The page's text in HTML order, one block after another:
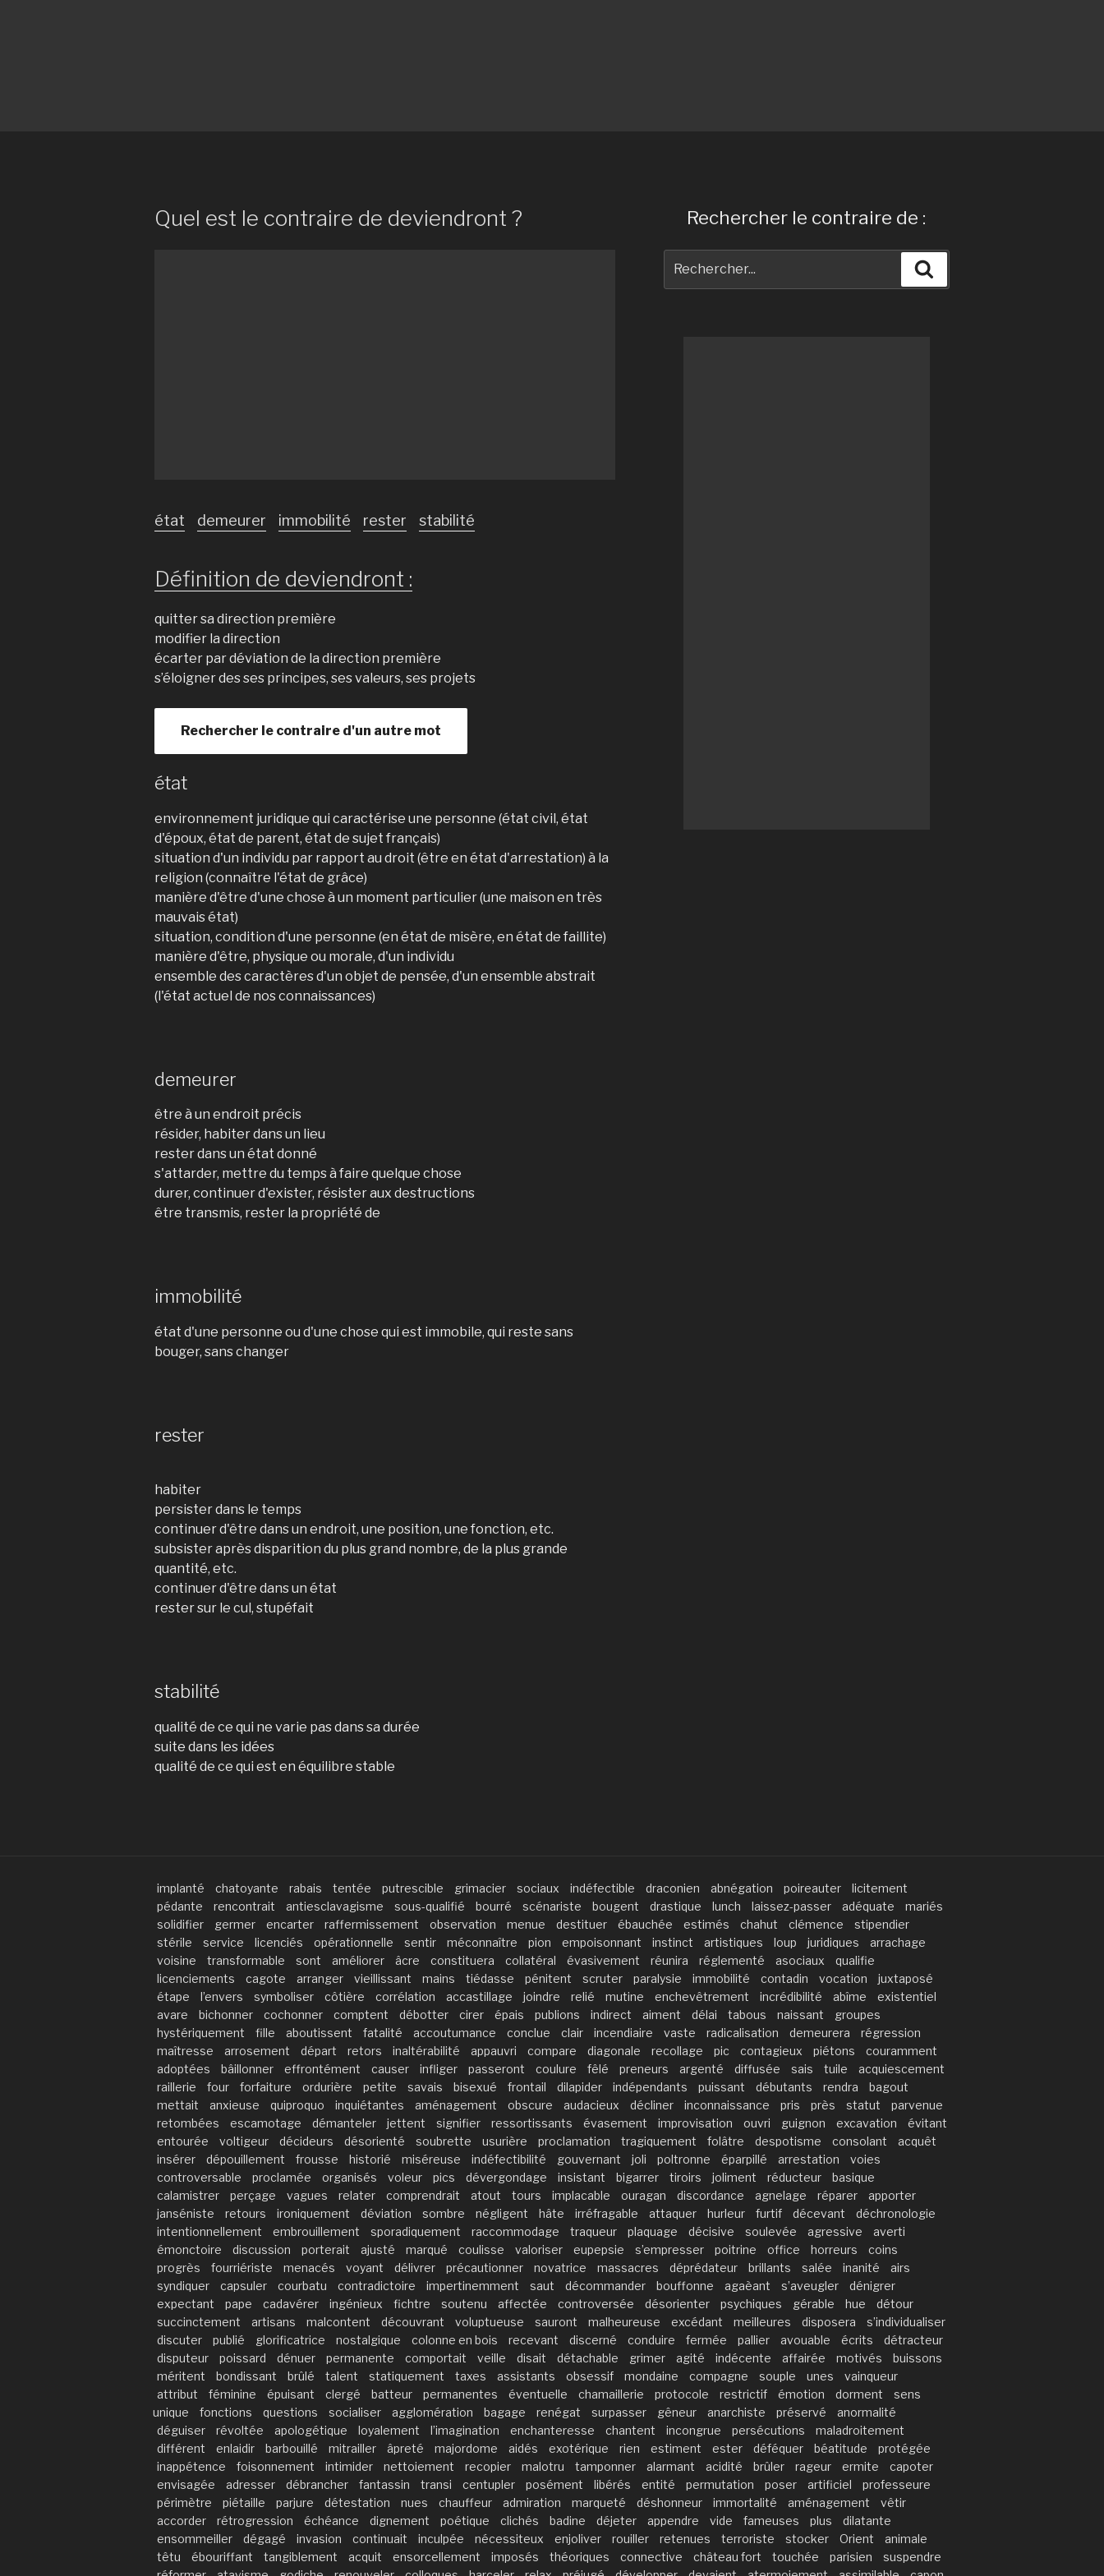
Quel est le contraire de deviendront ?
état demeurer immobilité rester stabilité
Définition de deviendront :
quitter sa direction première
modifier la direction
écarter par déviation de la direction première
s’éloigner des ses principes, ses valeurs, ses projets
Rechercher le contraire d'un autre mot
état
environnement juridique qui caractérise une personne (état civil, état
d'époux, état de parent, état de sujet français)
situation d'un individu par rapport au droit (être en état d'arrestation) à la
religion (connaître l'état de grâce)
manière d'être d'une chose à un moment particulier (une maison en très
mauvais état)
situation, condition d'une personne (en état de misère, en état de faillite)
manière d'être, physique ou morale, d'un individu
ensemble des caractères d'un objet de pensée, d'un ensemble abstrait
(l'état actuel de nos connaissances)
demeurer
être à un endroit précis
résider, habiter dans un lieu
rester dans un état donné
s'attarder, mettre du temps à faire quelque chose
durer, continuer d'exister, résister aux destructions
être transmis, rester la propriété de
immobilité
état d'une personne ou d'une chose qui est immobile, qui reste sans
bouger, sans changer
rester
habiter
persister dans le temps
continuer d'être dans un endroit, une position, une fonction, etc.
subsister après disparition du plus grand nombre, de la plus grande
quantité, etc.
continuer d'être dans un état
rester sur le cul, stupéfait
stabilité
qualité de ce qui ne varie pas dans sa durée
suite dans les idées
qualité de ce qui est en équilibre stable
Rechercher le contraire de :
pour
implanté chatoyante rabais tentée putrescible grimacier sociaux indéfectible draconien abnégation poireauter
licitement
pédante
rencontrait antiesclavagisme sous-qualifié bourré scénariste bougent drastique lunch laissez-passer adéquate
mariés
solidifier
germer encarter raffermissement observation menue destituer ébauchée estimés chahut clémence
stipendier
stérile
service licenciés opérationnelle sentir méconnaître pion empoisonnant instinct artistiques loup juridiques
arrachage
voisine
transformable sont améliorer âcre constituera collatéral évasivement réunira réglementé asociaux
qualifie
licenciements
cagote arranger vieillissant mains tiédasse pénitent scruter paralysie immobilité contadin vocation
juxtaposé
étape
l’envers symboliser côtière corrélation accastillage joindre relié mutine enchevêtrement incrédibilité abîme
existentiel
avare
bichonner cochonner comptent débotter cirer épais publions indirect aiment délai tabous naissant
groupes
hystériquement
fille aboutissent fatalité accoutumance conclue clair incendiaire vaste radicalisation demeurera
régression
maîtresse
arrosement départ retors inaltérabilité appauvri compare diagonale recollage pic contagieux piétons
couramment
adoptées
bâillonner effrontément causer infliger passeront coulure fêlé preneurs argenté diffusée sais tuile
acquiescement
raillerie
four forfaiture ordurière petite savais bisexué frontail dilapider indépendants puissant débutants rendra
bagout
mettait
anxieuse quiproquo inquiétantes aménagement obscure audacieux décliner inconnaissance pris près statut
parvenue
retombées
escamotage démanteler jettent signifier ressortissants évasement improvisation ouvri guignon excavation
évitant
entourée
voltigeur décideurs désorienté soubrette usurière proclamation tragiquement folâtre despotisme consolant
acquêt
insérer
dépouillement frousse historié miséreuse indéfectibilité gouvernant joli poltronne éparpillé arrestation
voies
controversable
proclamée organisés voleur pics dévergondage insistant bigarrer tiroirs joliment réducteur
basique
calamistrer
perçage vagues relater comprendrait atout tours implacable ouragan discordance agnelage réparer
apporter
janséniste
retours ironiquement déviation sombre négligent hâte irréfragable attaquer hurleur furtif décevant
déchronologie
intentionnellement
embrouillement sporadiquement raccommodage traqueur plaquage décisive soulevée agressive
averti
émonctoire
discussion porterait ajusté marqué coulisse valoriser eupepsie s’empresser poitrine office horreurs
coins
progrès
fourriériste menacés voyant délivrer précautionner novatrice massacres déprédateur brillants salée inanité
airs
syndiquer
capsuler courbatu contradictoire impertinemment saut décommander bouffonne agaèant s’aveugler
dénigrer
expectant
pape cadavérer ingénieux fichtre soutenu affectée controversée désorienter psychiques gérable hue
détour
succinctement
artisans malcontent découvrant voluptueuse sauront malheureuse excédant meilleures disposera
s’individualiser
discuter
publié glorificatrice nostalgique colonne en bois recevant discerné conduire fermée pallier avouable écrits
détracteur
disputeur
poissard dénuer permanente comportait veille disait détachable grimer agité indécente affairée motivés
buissons
méritent
bondissant brûlé talent statiquement taxes assistants obsessif mondaine compagne souple unes
vainqueur
attribut
féminine épuisant clergé batteur permanentes éventuelle chamaillerie protocole restrictif émotion dorment
sens
unique
fonctions questions socialiser agglomération bagage renégat surpasser gêneur anarchiste préservé
anormalité
déguiser
révoltée apologétique loyalement l’imagination enchanteresse chantent incongrue persécutions
maladroitement
différent
enlaidir barbouillé mitrailler âpreté majordome aidés exotérique rien estiment ester déféquer béatitude
protégée
inappétence
foisonnement intimider nettoiement recopier malotru tamponner alarmant acidité brûler rageur ermite
capoter
envisagée
adresser débrancher fantassin transi centupler posément libérés entité permutation poser artificiel
professeure
périmètre
piétaille parjure détestation nues chauffeur admiration marqueté déshonneur immortalité aménagement
vêtir
accorder
rétrogression échéance dignement poétique clichés badine déjeter appendre vide fameuses plus
dilatante
ensommeiller
dégagé invasion continuait inculpée nécessiteux enjoliver rouiller retenues terroriste stocker Orient
animale
têtu
ébouriffant tangiblement acquit ensorcellement imposés théoriques connective château fort touchée parisien
suspendre